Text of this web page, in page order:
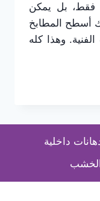
فقط، بل يمكن
أسطح المطابخ
وهذا كله
داخلية